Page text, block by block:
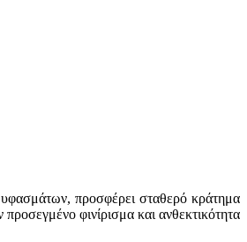
υφασμάτων, προσφέρει σταθερό κράτημα
φινίρισμα και ανθεκτικότητα